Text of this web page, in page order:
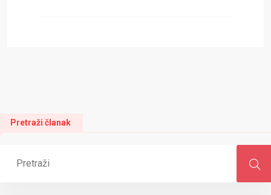
Pretraži članak